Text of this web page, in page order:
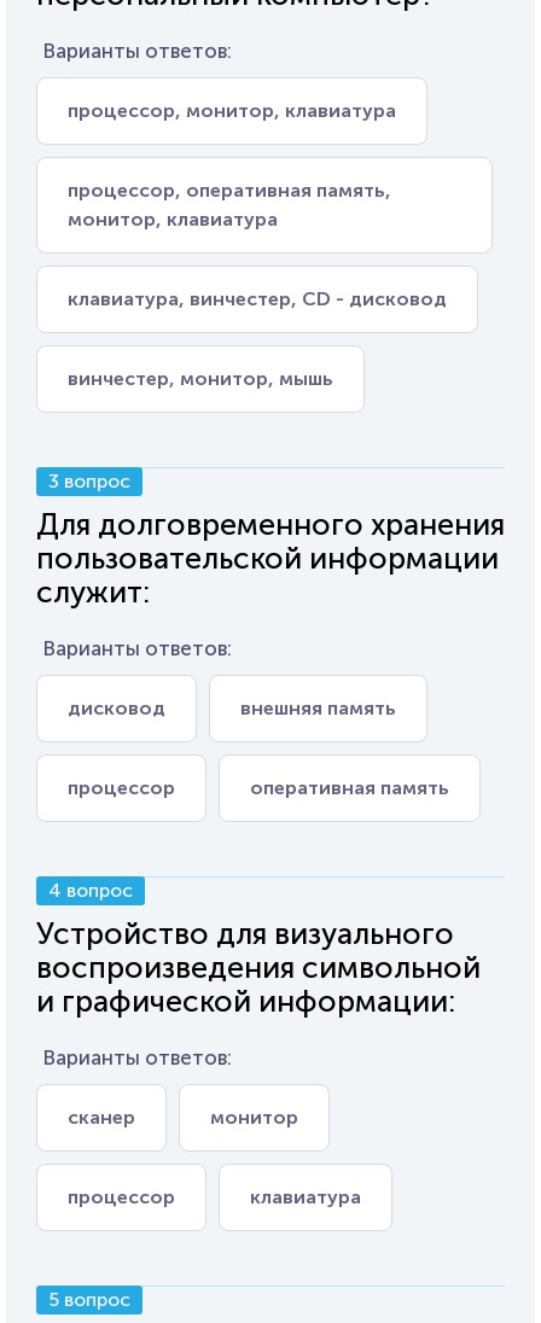
Варианты ответов:
процессор, монитор, клавиатура
процессор, оперативная память,
монитор, клавиатура
клавиатура, винчестер, CD - дисковод
винчестер, монитор, мышь
3 вопрос
Для долговременного хранения
пользовательской информации
служит:
Варианты ответов:
дисковод внешняя память
процессор оперативная память
4 вопрос
Устройство для визуального
воспроизведения символьной
и графической информации:
Варианты ответов:
сканер монитор
процессор клавиатура
5 вопрос